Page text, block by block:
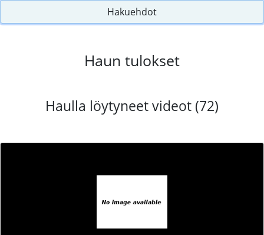
Hakuehdot
Haun tulokset
Haulla löytyneet videot (72)